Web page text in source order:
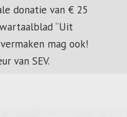
donatie van € 25
“Uit
mag ook!
van SEV.